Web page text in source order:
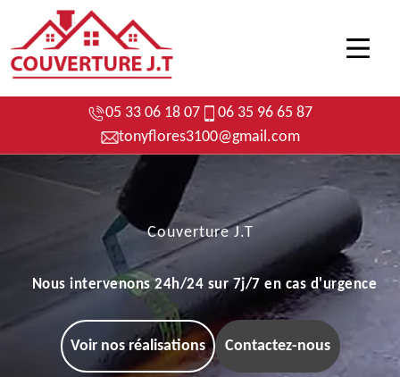
05 33 06 18 07
06 35 96 65 87
tonyflores3100@gmail.com
Couverture J.T
Nous intervenons 24h/24 sur 7j/7 en cas d'urgence
Voir nos réalisations Contactez-nous